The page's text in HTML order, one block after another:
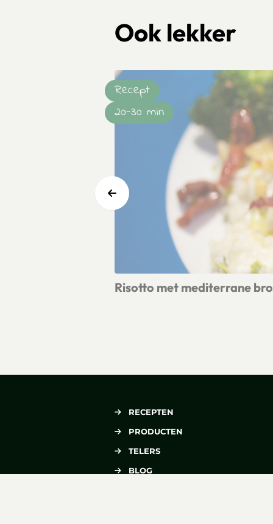
Ook lekker
Risotto met mediterrane
Recept
20-30 min
RECEPTEN
PRODUCTEN
TELERS
BLOG